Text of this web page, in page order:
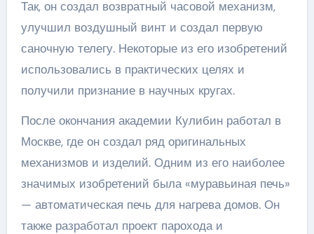
Так, он создал возвратный часовой механизм,
улучшил воздушный винт и создал первую
саночную телегу. Некоторые из его изобретений
использовались в практических целях и
получили признание в научных кругах.
После окончания академии Кулибин работал в
Москве, где он создал ряд оригинальных
механизмов и изделий. Одним из его наиболее
значимых изобретений была «муравьиная печь»
— автоматическая печь для нагрева домов. Он
также разработал проект парохода и